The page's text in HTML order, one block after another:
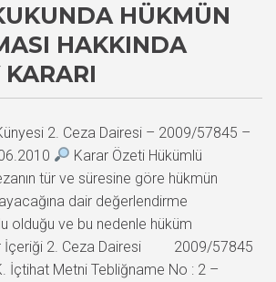
HÜKMÜN
HAKKINDA
KARARI
2. Ceza Dairesi – 2009/57845 –
Karar Özeti Hükümlü
tür ve süresine göre hükmün
dair değerlendirme
olduğu ve bu nedenle hüküm
İçeriği 2. Ceza Dairesi 2009/57845
İçtihat Metni Tebliğname No : 2 –